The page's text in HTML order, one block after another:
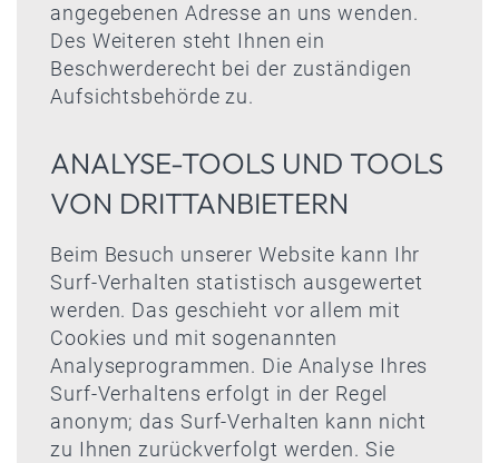
angegebenen Adresse an uns wenden.
Des Weiteren steht Ihnen ein
Beschwerderecht bei der zuständigen
Aufsichtsbehörde zu.
ANALYSE-TOOLS UND TOOLS
VON DRITTANBIETERN
Beim Besuch unserer Website kann Ihr
Surf-Verhalten statistisch ausgewertet
werden. Das geschieht vor allem mit
Cookies und mit sogenannten
Analyseprogrammen. Die Analyse Ihres
Surf-Verhaltens erfolgt in der Regel
anonym; das Surf-Verhalten kann nicht
zu Ihnen zurückverfolgt werden. Sie